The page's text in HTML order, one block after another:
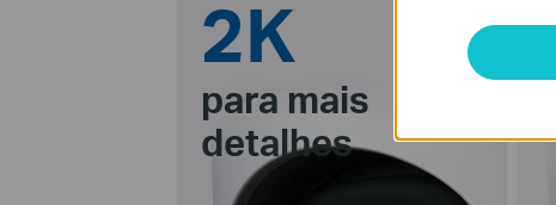
2K
para mais
detalhes